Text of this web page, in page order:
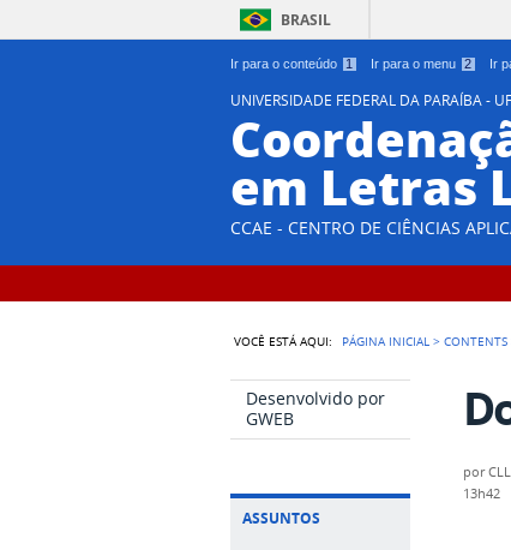
Ir para o conteúdo 1 Ir para o menu 2 Ir
BRASIL
UNIVERSIDADE FEDERAL DA PARAÍBA -
em Letras
CCAE - CENTRO DE CIÊNCIAS
VOCÊ ESTÁ AQUI: PÁGINA INICIAL >CONTENTS
Desenvolvido por
GWEB
ASSUNTOS
por
13h42